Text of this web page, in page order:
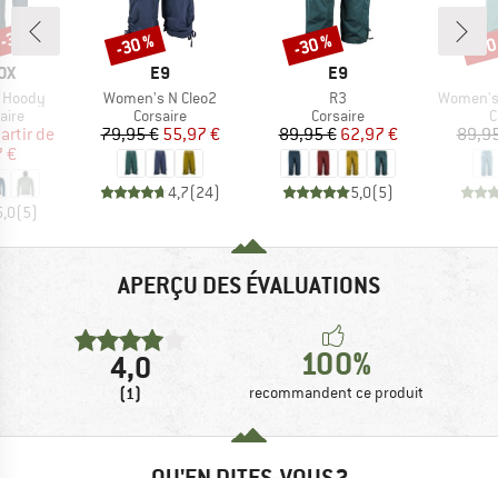
réduit
de
€
(5)
%
MARQUE
E9
Article
Women's N Cleo2
Product group
Corsaire
Prix
79,95 €Prix réduit
55,97 €
4,7(24)
Remise
-30 %
MARQUE
E9
Article
R3
Product group
Corsaire
Prix
89,95 €Prix réduit
62,97 €
5,0(5)
Remise
-30 %
Article
-
APERÇU DES ÉVALUATIONS
4,0
(1)
100%
recommandent ce produit